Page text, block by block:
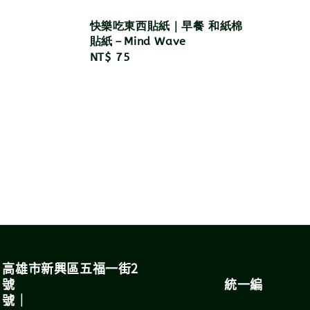
快樂吃東西貼紙｜早餐 和紙棉
貼紙－Mind Wave
Regular
NT$ 75
高雄市新興區五福一街2
號 統一編
號｜